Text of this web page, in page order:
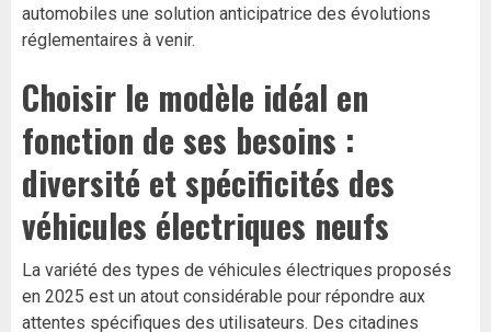
automobiles une solution anticipatrice des évolutions
réglementaires à venir.
Choisir le modèle idéal en
fonction de ses besoins :
diversité et spécificités des
véhicules électriques neufs
La variété des types de véhicules électriques proposés
en 2025 est un atout considérable pour répondre aux
attentes spécifiques des utilisateurs. Des citadines